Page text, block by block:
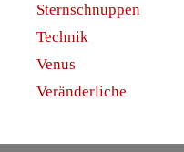
Sternschnuppen
Technik
Venus
Veränderliche